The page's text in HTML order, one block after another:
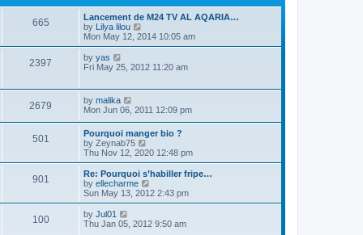
e
s
p
o
t
l
a
t
e
t
o
s
t
665
Lancement de M24 TV AL AQARIA…
by Lilya lilou
i
e
t
l
t
e
s
t
p
o
s
t
Mon May 12, 2014 10:05 am
2397 by yas
i
t
h
e
l
a
t
e
s
t
p
o
s
t
Fri May 25, 2012 11:20 am
2679 by malika
t
h
e
l
a
t
e
s
p
Mon Jun 06, 2011 12:09 pm
501
Pourquoi manger bio ?
by Zeynab75
i
e
w
t
h
a
t
Thu Nov 12, 2020 12:48 pm
901
Re: Pourquoi s’habiller fripe…
by ellecharme
i
e
t
Sun May 13, 2012 2:43 pm
100 by Jul01
Thu Jan 05, 2012 9:50 am